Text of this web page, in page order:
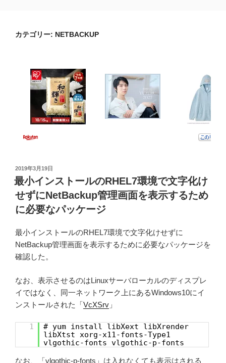
カテゴリー: NETBACKUP
投
稿
日:
2019年3月19日
最小インストールのRHEL7環境で文字化け
せずにNetBackup管理画面を表示するため
に必要なパッケージ
最小インストールのRHEL7環境で文字化けせずに
NetBackup管理画面を表示するために必要なパッケージを
確認した。
なお、表示させるのはLinuxサーバローカルのディスプレ
イではなく、同一ネットワーク上にあるWindows10にイ
ンストールされた「VcXSrv 」
1
# yum install libXext libXrender
libXtst xorg-x11-fonts-Type1
vlgothic-fonts vlgothic-p-fonts
なお、「vlgothic-p-fonts」は入れなくても表示はされる